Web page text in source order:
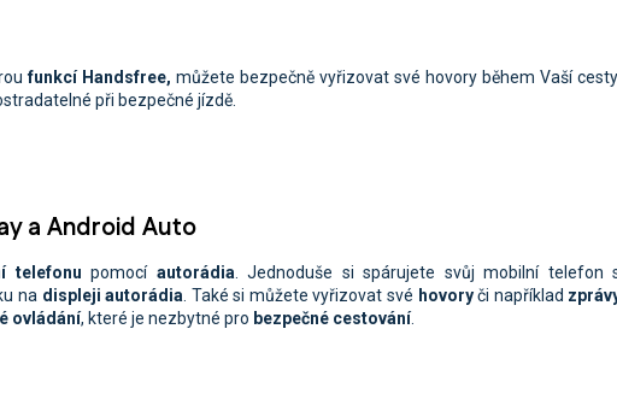
funkcí Handsfree, můžete bezpečně vyřizovat své hovory během Vaší cesty.
při bezpečné jízdě.
a Android Auto
telefonu pomocíautorádia . Jednoduše si spárujete svůj mobilní telefon
na displeji autorádia . Také si můžete vyřizovat své hovoryči například
ovládání, které je nezbytné pro bezpečné cestování.